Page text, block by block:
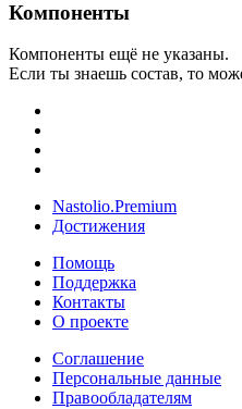
Компоненты
Компоненты ещё не указаны.
Если ты знаешь состав, то
Nastolio.Premium
Достижения
Помощь
Поддержка
Контакты
О проекте
Соглашение
Персональные данные
Правообладателям